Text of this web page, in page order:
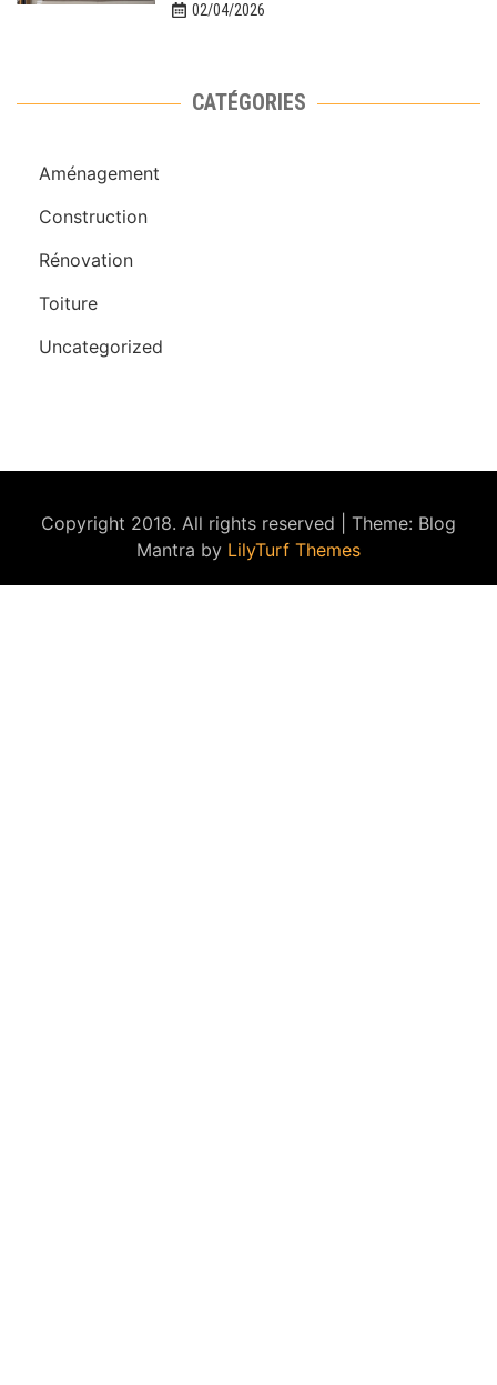
02/04/2026
CATÉGORIES
Aménagement
Construction
Rénovation
Toiture
Uncategorized
Copyright 2018. All rights reserved
Theme: Blog
Mantra by LilyTurf Themes